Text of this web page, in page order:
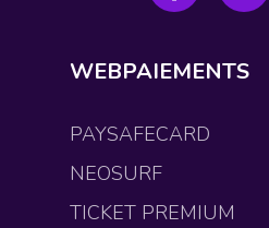
WEBPAIEMENTS
PAYSAFECARD
NEOSURF
TICKET PREMIUM